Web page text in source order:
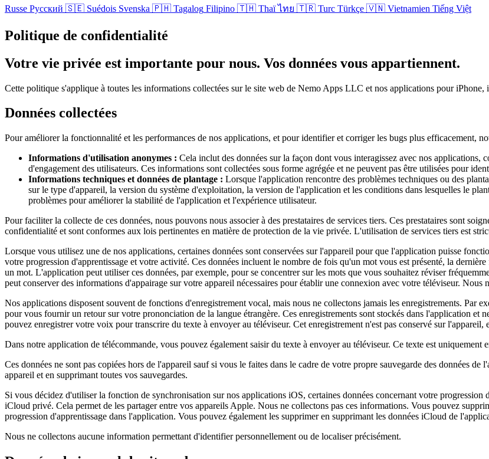
Russe Русский 🇸🇪 Suédois Svenska 🇵🇭 Tagalog Filipino 🇹🇭 Thaï ไทย 🇹🇷 Turc Türkçe 🇻🇳 Vietnamien Tiếng Việt
Politique de confidentialité
Votre vie privée est importante pour nous. Vos données vous appartiennent.
Cette politique s'applique à toutes les informations collectées sur le site web de Nemo Apps LLC et nos applications pour
Données collectées
Pour améliorer la fonctionnalité et les performances de nos applications, et pour identifier et corriger les bugs plus efficacement,
Informations d'utilisation anonymes : Cela inclut des données sur la façon dont vous interagissez avec nos applications,
d'engagement des utilisateurs. Ces informations sont collectées sous forme agrégée et ne peuvent pas être utilisées pour
Informations techniques et données de plantage : Lorsque l'application rencontre des problèmes techniques ou des
sur le type d'appareil, la version du système d'exploitation, la version de l'application et les conditions dans lesquelles le
problèmes pour améliorer la stabilité de l'application et l'expérience utilisateur.
Pour faciliter la collecte de ces données, nous pouvons nous associer à des prestataires de services tiers. Ces prestataires sont
confidentialité et sont conformes aux lois pertinentes en matière de protection de la vie privée. L'utilisation de services tiers est
Lorsque vous utilisez une de nos applications, certaines données sont conservées sur l'appareil pour que l'application puisse
votre progression d'apprentissage et votre activité. Ces données incluent le nombre de fois qu'un mot vous est présenté, la
un mot. L'application peut utiliser ces données, par exemple, pour se concentrer sur les mots que vous souhaitez réviser
peut conserver des informations d'appairage sur votre appareil nécessaires pour établir une connexion avec votre téléviseur. Nous
Nos applications disposent souvent de fonctions d'enregistrement vocal, mais nous ne collectons jamais les enregistrements. Par
pour vous fournir un retour sur votre prononciation de la langue étrangère. Ces enregistrements sont stockés dans l'application et
pouvez enregistrer votre voix pour transcrire du texte à envoyer au téléviseur. Cet enregistrement n'est pas conservé sur l'appareil,
Dans notre application de télécommande, vous pouvez également saisir du texte à envoyer au téléviseur. Ce texte est uniquement
Ces données ne sont pas copiées hors de l'appareil sauf si vous le faites dans le cadre de votre propre sauvegarde des données
appareil et en supprimant toutes vos sauvegardes.
Si vous décidez d'utiliser la fonction de synchronisation sur nos applications iOS, certaines données concernant votre
iCloud privé. Cela permet de les partager entre vos appareils Apple. Nous ne collectons pas ces informations. Vous pouvez
progression d'apprentissage dans l'application. Vous pouvez également les supprimer en supprimant les données iCloud de
Nous ne collectons aucune information permettant d'identifier personnellement ou de localiser précisément.